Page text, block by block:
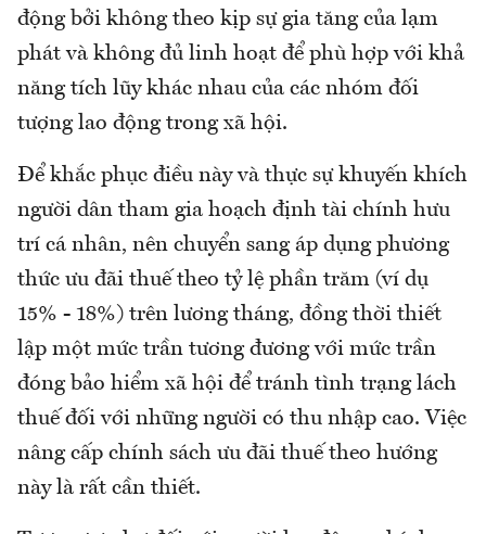
động bởi không theo kịp sự gia tăng của lạm
phát và không đủ linh hoạt để phù hợp với khả
năng tích lũy khác nhau của các nhóm đối
tượng lao động trong xã hội.
Để khắc phục điều này và thực sự khuyến khích
người dân tham gia hoạch định tài chính hưu
trí cá nhân, nên chuyển sang áp dụng phương
thức ưu đãi thuế theo tỷ lệ phần trăm (ví dụ
15% - 18%) trên lương tháng, đồng thời thiết
lập một mức trần tương đương với mức trần
đóng bảo hiểm xã hội để tránh tình trạng lách
thuế đối với những người có thu nhập cao. Việc
nâng cấp chính sách ưu đãi thuế theo hướng
này là rất cần thiết.